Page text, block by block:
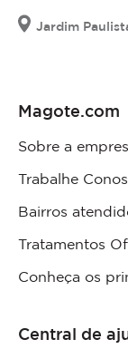
Jardim
Magote.com
Sobre a
Trabalhe
Bairros
Tratamentos
Conheça os
Central de